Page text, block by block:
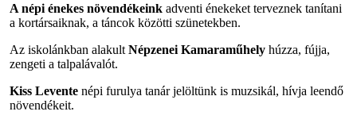
A népi énekes növendékeink adventi énekeket terveznek tanítani
a kortársaiknak, a táncok közötti szünetekben.
Az iskolánkban alakultNépzenei Kamaraműhely húzza, fújja,
zengeti a talpalávalót.
Kiss Levente népi furulya tanár jelöltünk is muzsikál, hívja leendő
növendékeit.